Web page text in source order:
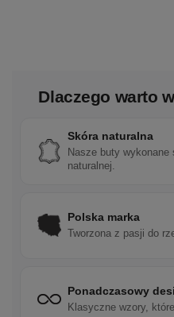
Dlaczego warto
Skóra naturalna
Nasze buty
naturalnej.
Polska marka
Tworzona z pasji do
Ponadczasowy
Klasyczne wzory,